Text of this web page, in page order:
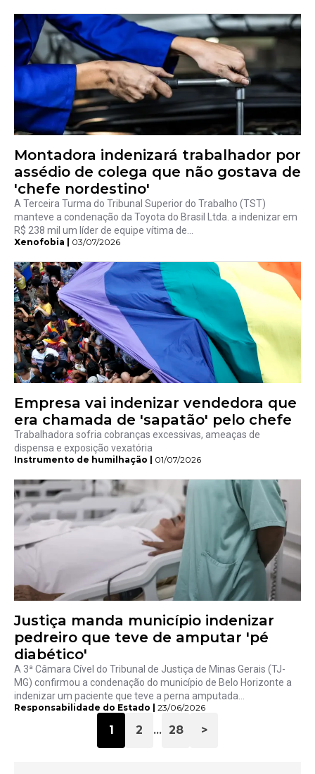
Montadora indenizará trabalhador por
assédio de colega que não gostava de
'chefe nordestino'
A Terceira Turma do Tribunal Superior do Trabalho (TST)
manteve a condenação da Toyota do Brasil Ltda. a indenizar em
R$ 238 mil um líder de equipe vítima de...
Xenofobia | 03/07/2026
Empresa vai indenizar vendedora que
era chamada de 'sapatão' pelo chefe
Trabalhadora sofria cobranças excessivas, ameaças de
dispensa e exposição vexatória
Instrumento de humilhação | 01/07/2026
Justiça manda município indenizar
pedreiro que teve de amputar 'pé
diabético'
A 3ª Câmara Cível do Tribunal de Justiça de Minas Gerais (TJ-
MG) confirmou a condenação do município de Belo Horizonte a
indenizar um paciente que teve a perna amputada...
Responsabilidade do Estado | 23/06/2026
1 2 … 28 >